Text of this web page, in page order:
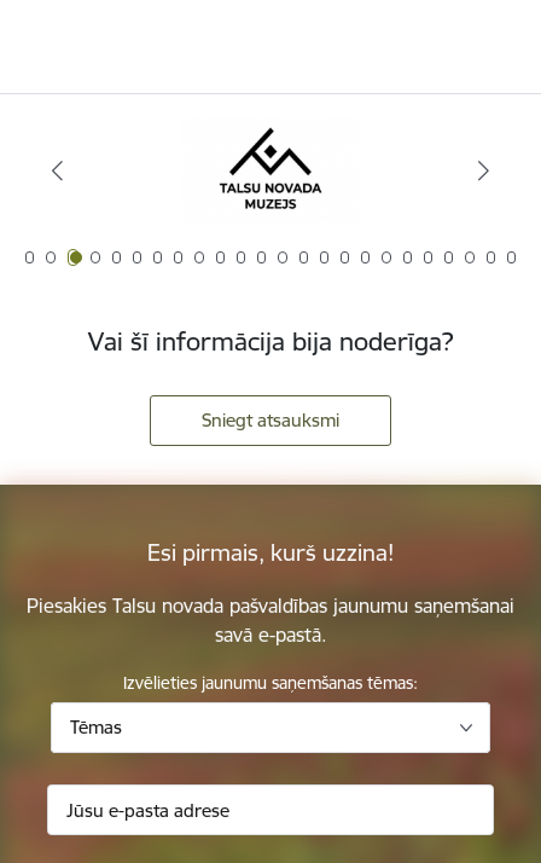
Vai šī informācija bija noderīga?
Sniegt atsauksmi
Esi pirmais, kurš uzzina!
Piesakies Talsu novada pašvaldības jaunumu saņemšanai
savā e-pastā.
Izvēlieties jaunumu saņemšanas tēmas:
Tēmas